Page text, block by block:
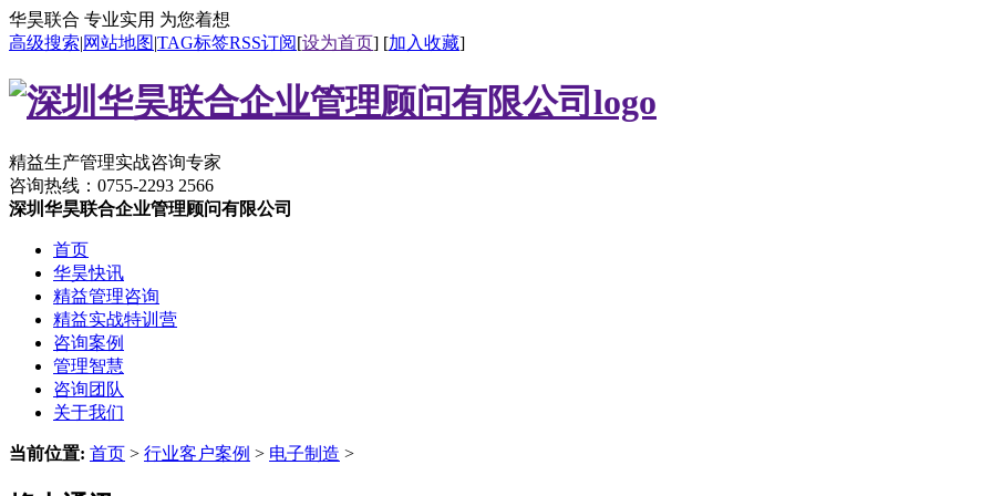
华昊联合 专业实用 为您着想
高级搜索|网站地图|TAG标签RSS订阅[设为首页] [加入收藏]
精益生产管理实战咨询专家
咨询热线： 0755-2293 2566
深圳华昊联合企业管理顾问有限公司
首页
华昊快讯
精益管理咨询
精益实战特训营
咨询案例
管理智慧
咨询团队
关于我们
当前位置: 首页 > 行业客户案例 > 电子制造 >